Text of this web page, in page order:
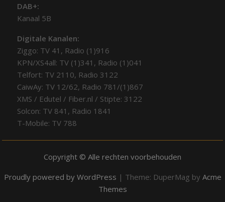
DAB+:
Kanaal 5B
Digitale Kanalen:
Ziggo: TV 41, Radio (1)916
KPN/XS4all: TV (1)341, Radio (1)041
Telfort: TV 2110, Radio 3122
CaiwAy: TV 12/62, Radio 781/(1)867
XMS / Edutel / Fiber.nl / Stipte: 3122
Solcon: TV 841, Radio 1841
T-Mobile: TV 788
Copyright © Alle rechten voorbehouden
Proudly powered by WordPress | Theme: DuperMag by Acme
Themes